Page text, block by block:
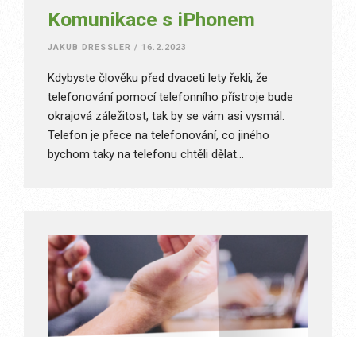
Komunikace s iPhonem
JAKUB DRESSLER / 16.2.2023
Kdybyste člověku před dvaceti lety řekli, že
telefonování pomocí telefonního přístroje bude
okrajová záležitost, tak by se vám asi vysmál.
Telefon je přece na telefonování, co jiného
bychom taky na telefonu chtěli dělat…